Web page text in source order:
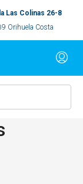
Las Colinas 26-8
Orihuela Costa